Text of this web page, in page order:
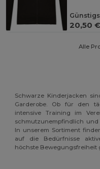
20,50
Alle
Schwarze Kinderjacken
Garderobe. Ob für den
intensive Training im
schmutzunempfindlich
In unserem Sortiment
auf die Bedürfnisse
höchste Bewegungsfreiheit